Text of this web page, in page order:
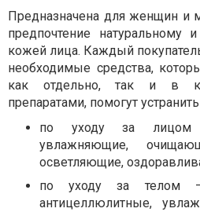
Предназначена для женщин и
предпочтение натуральному
кожей лица. Каждый
необходимые средства,
как отдельно, так и в
препаратами, помогут
по уходу за
увлажняющие,
осветляющие,
по уходу за телом –
антицеллюлитные,